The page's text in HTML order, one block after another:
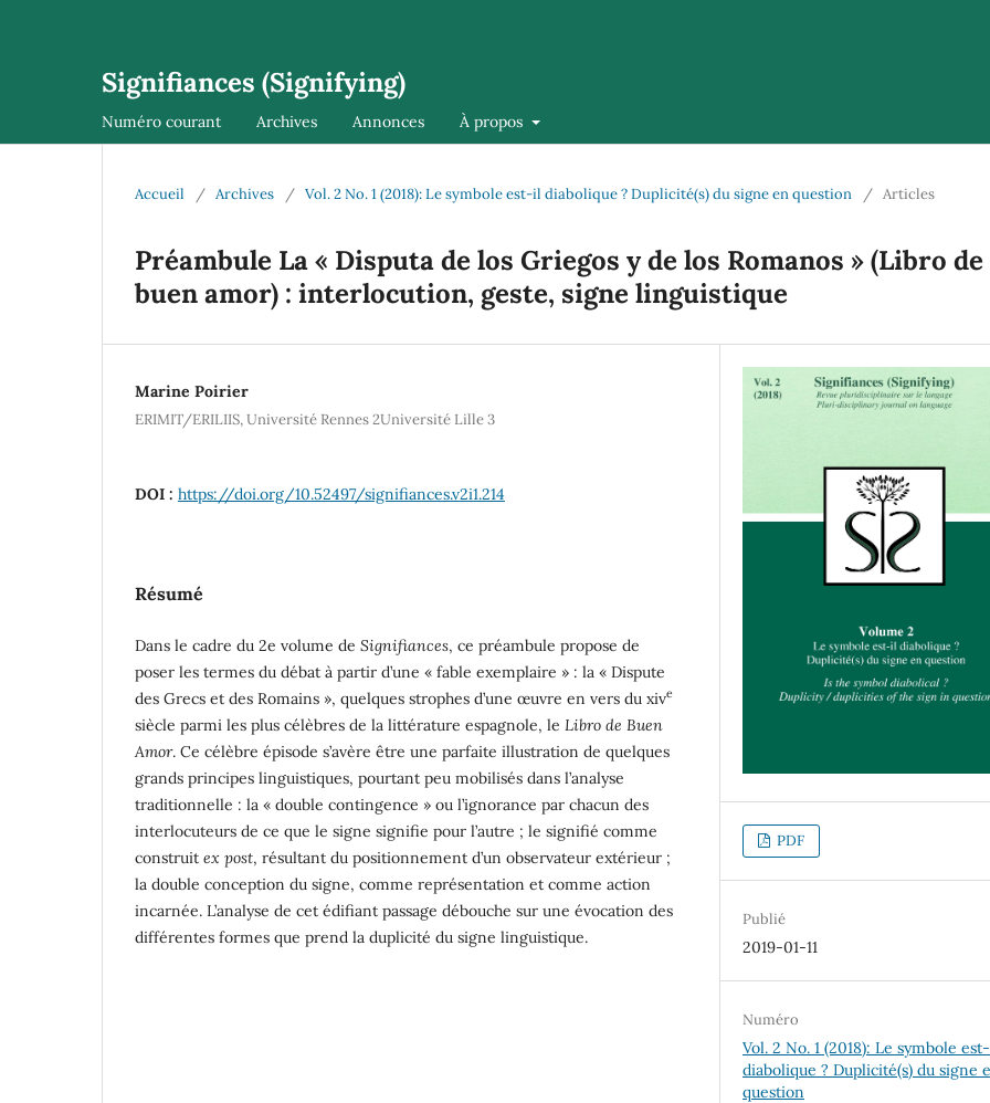
Signifiances (Signifying)
Numéro courant Archives Annonces À propos
Accueil / Archives / Vol. 2 No. 1 (2018): Le symbole est-il diabolique ? Duplicité(s) du signe en question / Articles
Préambule La « Disputa de los Griegos y de los Romanos » (Libro de
buen amor) : interlocution, geste, signe linguistique
Marine Poirier
ERIMIT/ERILIIS, Université Rennes 2Université Lille 3
DOI : https://doi.org/10.52497/signifiances.v2i1.214
Résumé
Dans le cadre du 2e volume de Signifiances, ce préambule propose de
poser les termes du débat à partir d’une « fable exemplaire » : la « Dispute
des Grecs et des Romains », quelques strophes d’une œuvre en vers du xive
siècle parmi les plus célèbres de la littérature espagnole, le Libro de Buen
Amor. Ce célèbre épisode s’avère être une parfaite illustration de quelques
grands principes linguistiques, pourtant peu mobilisés dans l’analyse
traditionnelle : la « double contingence » ou l’ignorance par chacun des
interlocuteurs de ce que le signe signifie pour l’autre ; le signifié comme
construit ex post, résultant du positionnement d’un observateur extérieur ;
la double conception du signe, comme représentation et comme action
incarnée. L’analyse de cet édifiant passage débouche sur une évocation des
différentes formes que prend la duplicité du signe linguistique.
PDF
Publié
2019-01-11
Numéro
Vol. 2 No. 1 (2018): Le symbole
diabolique ? Duplicité(s) du signe
question